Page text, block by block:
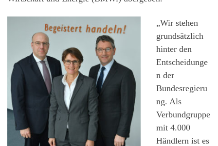
„Wir stehen
grundsätzlich
hinter den
Entscheidunge
n der
Bundesregieru
ng. Als
Verbundgruppe
mit 4.000
Händlern ist es